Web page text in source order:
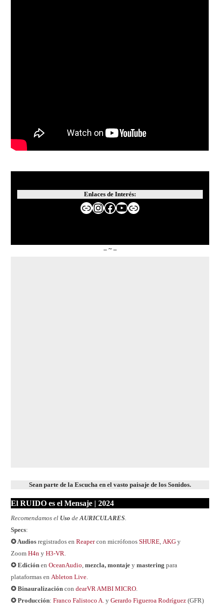
Enlaces de Interés:
Website de MATTIN
Instagram
Facebook
YouTube
Enlace
– ~ –
Sean parte de la Escucha en el vasto paisaje de los Sonidos.
El RUIDO es el Mensaje | 2024
Recomendamos el Uso deAURICULARES.
Specs:
✪ Audios registrados enReapercon micrófonosSHURE,AKG y
ZoomH4n yH3-VR.
✪ EdiciónenOceanAudio,mezcla, montajey mastering para
plataformas enAbleton Live.
✪ Binauralización condearVR AMBI MICRO.
✪ Producción:Franco Falistoco A. yGerardo Figueroa Rodríguez (GFR)